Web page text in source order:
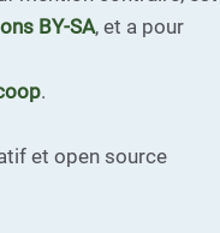
BY-SA, et a pour
.
et open source